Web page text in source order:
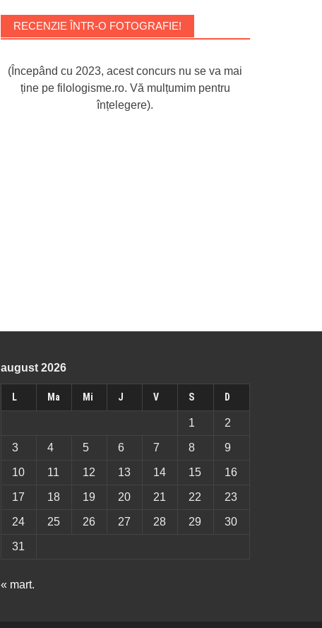
RECENZIE ÎNTR-O FOTOGRAFIE!
(Începând cu 2023, acest concurs nu se va mai
ține pe filologisme.ro. Vă mulțumim pentru
înțelegere).
august 2026
L Ma Mi J V S D
1 2
3 4 5 6 7 8 9
10 11 12 13 14 15 16
17 18 19 20 21 22 23
24 25 26 27 28 29 30
31
« mart.